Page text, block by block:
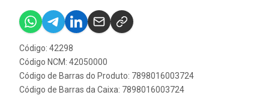
Código: 42298
Código NCM: 42050000
Código de Barras do Produto: 7898016003724
Código de Barras da Caixa: 7898016003724